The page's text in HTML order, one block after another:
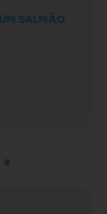
SALMÃO